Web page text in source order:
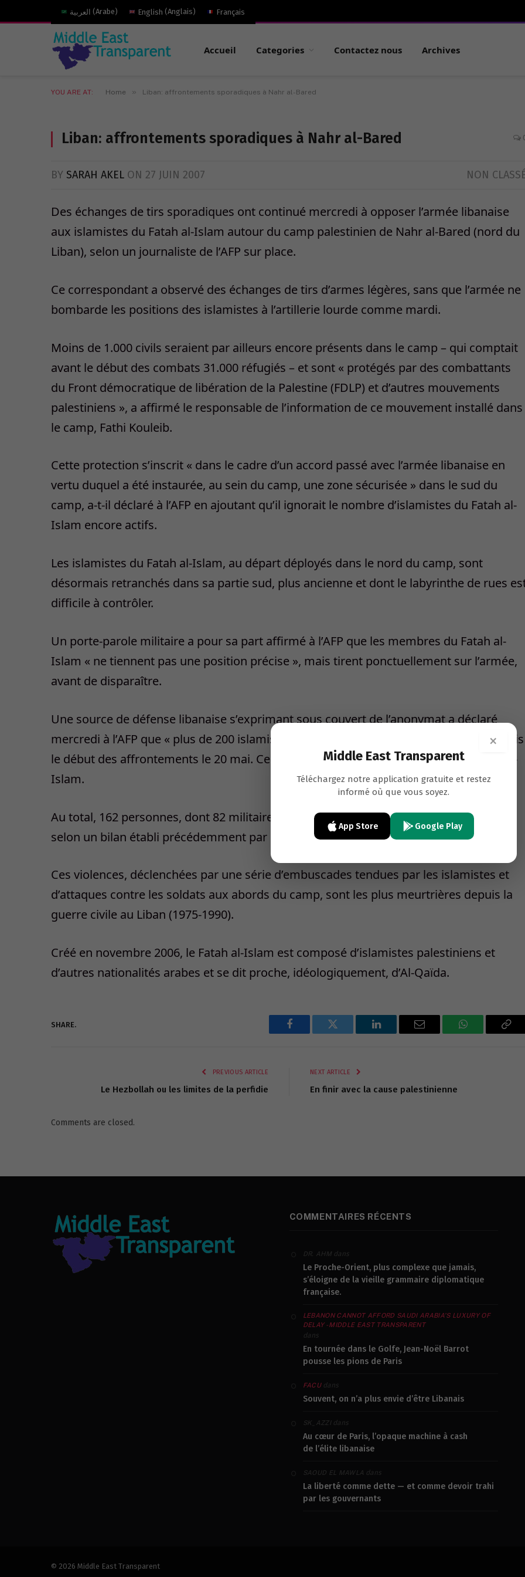
العربية (Arabe) English (Anglais) Français
Accueil Categories Contactez nous Archives
YOU ARE AT: Home » Liban: affrontements sporadiques à Nahr al-Bared
Liban: affrontements sporadiques à Nahr al-Bared
BY SARAH AKEL ON 27 JUIN 2007 NON
Des échanges de tirs sporadiques ont continué mercredi à opposer l’armée libanaise
aux islamistes du Fatah al-Islam autour du camp palestinien de Nahr al-Bared (nord du
Liban), selon un journaliste de l’AFP sur place.
Ce correspondant a observé des échanges de tirs d’armes légères, sans que l’armée ne
bombarde les positions des islamistes à l’artillerie lourde comme mardi.
Moins de 1.000 civils seraient par ailleurs encore présents dans le camp – qui comptait
avant le début des combats 31.000 réfugiés – et sont « protégés par des combattants
du Front démocratique de libération de la Palestine (FDLP) et d’autres mouvements
palestiniens », a affirmé le responsable de l’information de ce mouvement installé dans
le camp, Fathi Kouleib.
Cette protection s’inscrit « dans le cadre d’un accord passé avec l’armée libanaise en
vertu duquel a été instaurée, au sein du camp, une zone sécurisée » dans le sud du
camp, a-t-il déclaré à l’AFP en ajoutant qu’il ignorait le nombre d’islamistes du Fatah al-
Islam encore actifs.
Les islamistes du Fatah al-Islam, au départ déployés dans le nord du camp, sont
désormais retranchés dans sa partie sud, plus ancienne et dont le labyrinthe de rues
difficile à contrôler.
Un porte-parole militaire a pour sa part affirmé à l’AFP que les membres du Fatah al-
Islam « ne tiennent pas une position précise », mais tirent ponctuellement sur l’armée,
avant de disparaître.
Une source de défense libanaise s’exprimant sous couvert de l’anonymat a déclaré
mercredi à l’AFP que « plus de 200 islamistes ont été tués et 100 autres blessés » depuis
le début des affrontements le 20 mai. Ce bilan n’a pu être confirmé auprès du Fatah al-
Islam.
Au total, 162 personnes, dont 82 militaires et au moins 60 islamistes, ont été tuées,
selon un bilan établi précédemment par l’AFP à partir des chiffres officiels.
Ces violences, déclenchées par une série d’embuscades tendues par les islamistes et
d’attaques contre les soldats aux abords du camp, sont les plus meurtrières depuis la
guerre civile au Liban (1975-1990).
Créé en novembre 2006, le Fatah al-Islam est composé d’islamistes palestiniens et
d’autres nationalités arabes et se dit proche, idéologiquement, d’Al-Qaïda.
SHARE.
Facebook Twitter LinkedIn Email WhatsApp
PREVIOUS ARTICLE
Le Hezbollah ou les limites de la perfidie
NEXT ARTICLE
En finir avec la cause palestinienne
Comments are closed.
COMMENTAIRES RÉCENTS
DR. AHMdans
Le Proche-Orient, plus complexe que jamais,
s’éloigne de la vieille grammaire diplomatique
française.
LEBANON CANNOT AFFORD SAUDI ARABIA’S LUXURY OF
DELAY - MIDDLE EAST TRANSPARENT
dans
En tournée dans le Golfe, Jean-Noël Barrot
pousse les pions de Paris
FACUdans
Souvent, on n’a plus envie d’être Libanais
SK_AZZIdans
Au cœur de Paris, l’opaque machine à cash
de l’élite libanaise
SAOUD EL MAWLA dans
La liberté comme dette — et comme devoir trahi
par les gouvernants
© 2026 Middle East Transparent
×
Middle East Transparent
Téléchargez notre application gratuite et restez
informé où que vous soyez.
App Store Google Play